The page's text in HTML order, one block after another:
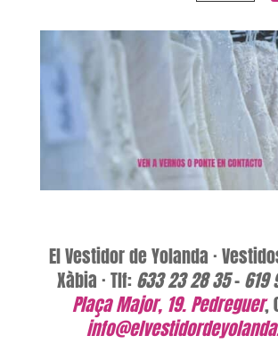
El Vestidor de Yolanda ·
Xàbia · Tlf:633 23 28 35–619
Plaça Major, 19. Pedreguer,